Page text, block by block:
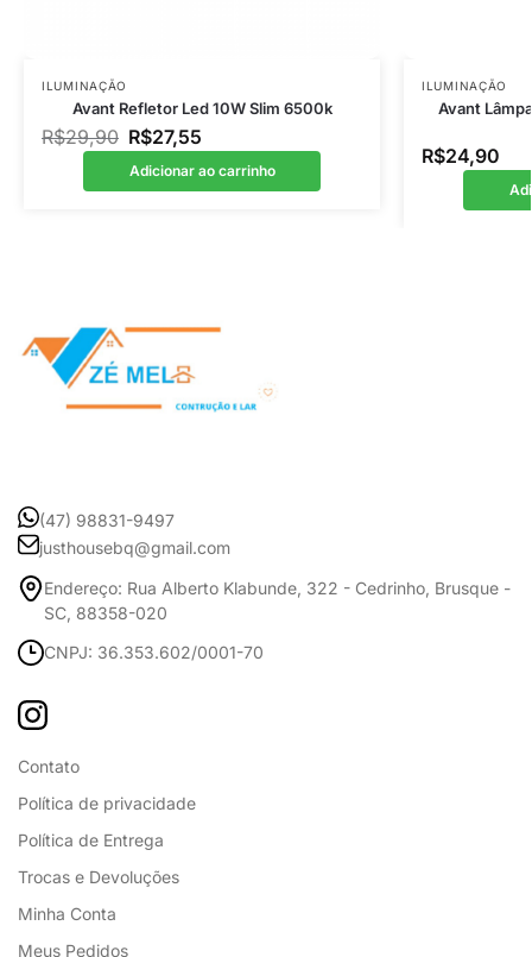
ILUMINAÇÃO
Avant Refletor Led 10W Slim 6500k
R$29,90 R$27,55
Adicionar ao carrinho
ILUMINAÇÃO
Avant
R$24,90
(47) 98831-9497
justhousebq@gmail.com
Endereço: Rua Alberto Klabunde, 322 - Cedrinho, Brusque -
SC, 88358-020
CNPJ: 36.353.602/0001-70
Contato
Política de privacidade
Política de Entrega
Trocas e Devoluções
Minha Conta
Meus Pedidos